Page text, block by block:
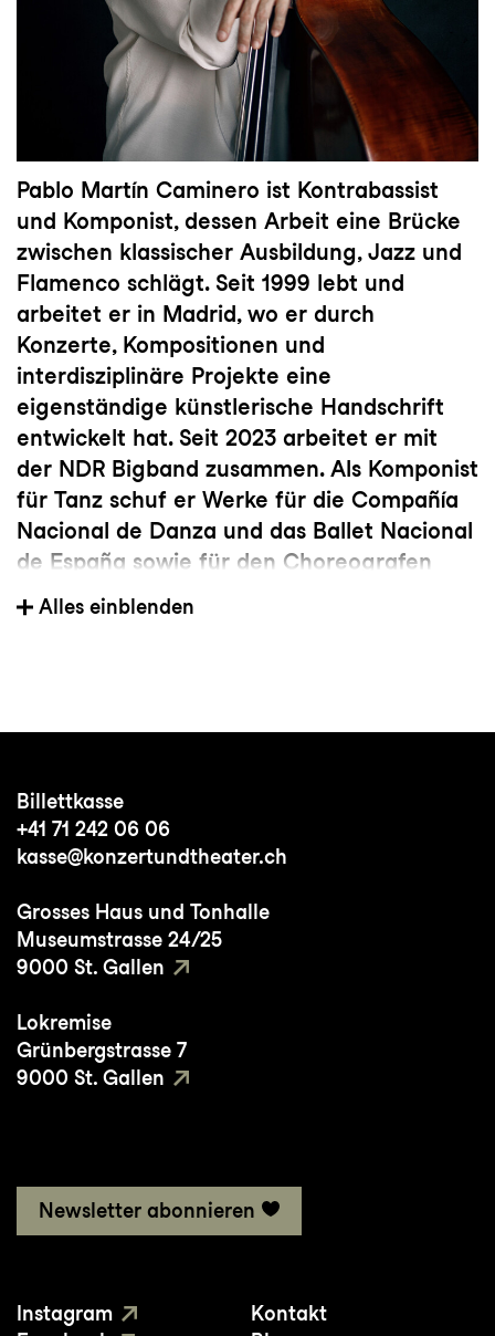
Pablo Martín Caminero ist Kontrabassist
und Komponist, dessen Arbeit eine Brücke
zwischen klassischer Ausbildung, Jazz und
Flamenco schlägt. Seit 1999 lebt und
arbeitet er in Madrid, wo er durch
Konzerte, Kompositionen und
interdisziplinäre Projekte eine
eigenständige künstlerische Handschrift
entwickelt hat. Seit 2023 arbeitet er mit
der NDR Bigband zusammen. Als Komponist
für Tanz schuf er Werke für die Compañía
Nacional de Danza und das Ballet Nacional
de España sowie für den Choreografen
Antonio Ruz. Seine Musik zeichnet sich
durch eine starke rhythmische Identität
Alles einblenden
Billettkasse
+41 71 242 06 06
kasse@konzertundtheater.ch
Grosses Haus und Tonhalle
Museumstrasse 24/25
9000 St. Gallen
Lokremise
Grünbergstrasse 7
9000 St. Gallen
Newsletter abonnieren
Instagram
Kontakt